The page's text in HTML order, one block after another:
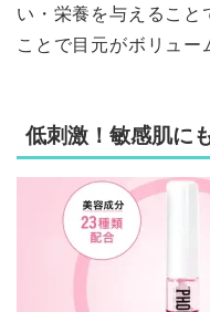
い・栄養を与えること
ことで目元がボリュー
低刺激！敏感肌に